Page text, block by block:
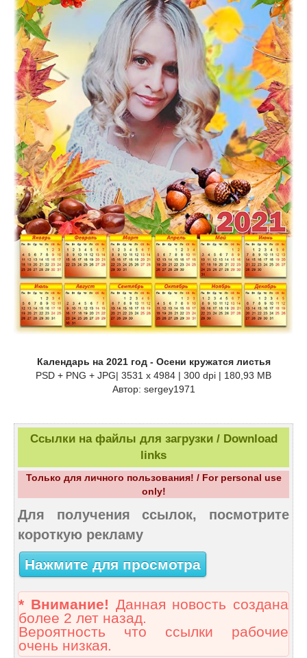
Календарь на 2021 год - Осени кружатся листья
PSD + PNG + JPG| 3531 x 4984 | 300 dpi | 180,93 MB
Автор: sergey1971
Ссылки на файлы для загрузки / Download
links
Только для личного пользования! / For personal use
only!
Для получения ссылок, посмотрите
короткую рекламу
Нажмите для просмотра
* Внимание! Данная новость создана
более 2 лет назад.
Вероятность что ссылки рабочие
очень низкая.